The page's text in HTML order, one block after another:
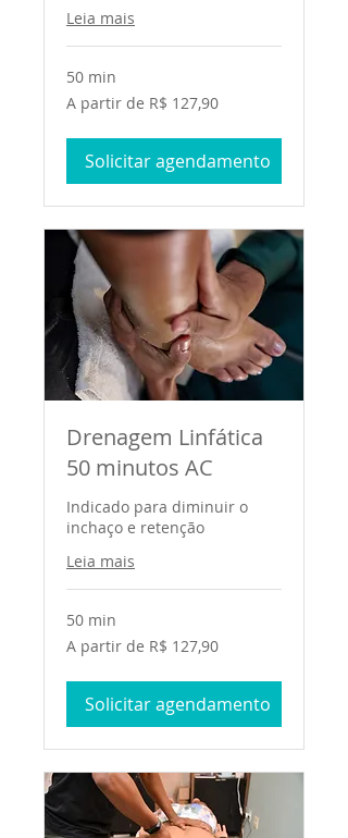
Leia mais
50 min
A
partir
brasileiros
A partir de R$ 127,90
Solicitar agendamento
Drenagem Linfática
50 minutos AC
Indicado para diminuir o
inchaço e retenção
Leia mais
50 min
A
partir
brasileiros
A partir de R$ 127,90
Solicitar agendamento